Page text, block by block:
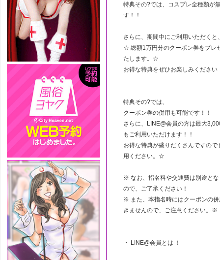
特典その?では、コスプレ全種類が
す！！
さらに、期間中にご利用いただくと
☆ 総額1万円分のクーポン券をプレ
たします。☆
お得な特典をぜひお楽しみください
特典その?では、
クーポン券の併用も可能です！！
さらに、LINE@会員の方は最大
もご利用いただけます！！
お得な特典が盛りだくさんですので
用ください。☆
※ なお、指名料や交通費は別途と
ので、ご了承ください！
※ また、本指名時にはクーポンの
きませんので、ご注意ください。※
・ LINE@会員とは ！